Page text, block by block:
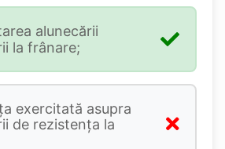
alunecării
la frânare;
exercitată asupra
de rezistenţa la